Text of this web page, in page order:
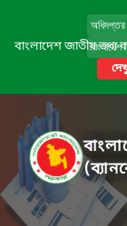
বাংলাদেশ জাতীয় তথ্য